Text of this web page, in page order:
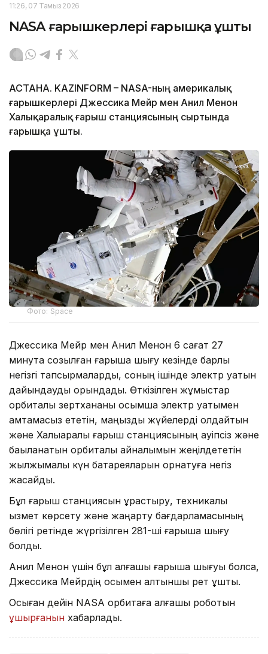
11:26, 07 Тамыз 2026
NASA ғарышкерлері ғарышқа ұшты
АСТАНА. KAZINFORM – NASA-ның америкалық
ғарышкерлері Джессика Мейр мен Анил Менон
Халықаралық ғарыш станциясының сыртында
ғарышқа ұшты.
Фото: Space
Джессика Мейр мен Анил Менон 6 сағат 27
минутқа созылған ғарышқа шығу кезінде барлық
негізгі тапсырмаларды, соның ішінде электр қуатын
дайындауды орындады. Өткізілген жұмыстар
орбиталық зертхананы қосымша электр қуатымен
қамтамасыз ететін, маңызды жүйелерді қолдайтын
және Халықаралық ғарыш станциясының қауіпсіз және
бақыланатын орбиталық айналымын жеңілдететін
жылжымалы күн батареяларын орнатуға негіз
жасайды.
Бұл ғарыш станциясын құрастыру, техникалық
қызмет көрсету және жаңарту бағдарламасының
бөлігі ретінде жүргізілген 281-ші ғарышқа шығу
болды.
Анил Менон үшін бұл алғашқы ғарышқа шығуы болса,
Джессика Мейрдің осымен алтыншы рет ұшты.
Осыған дейін NASA орбитаға алғашқы роботын
ұшырғанын хабарладық.